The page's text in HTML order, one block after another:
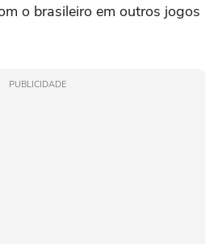
o brasileiro em outros jogos
PUBLICIDADE